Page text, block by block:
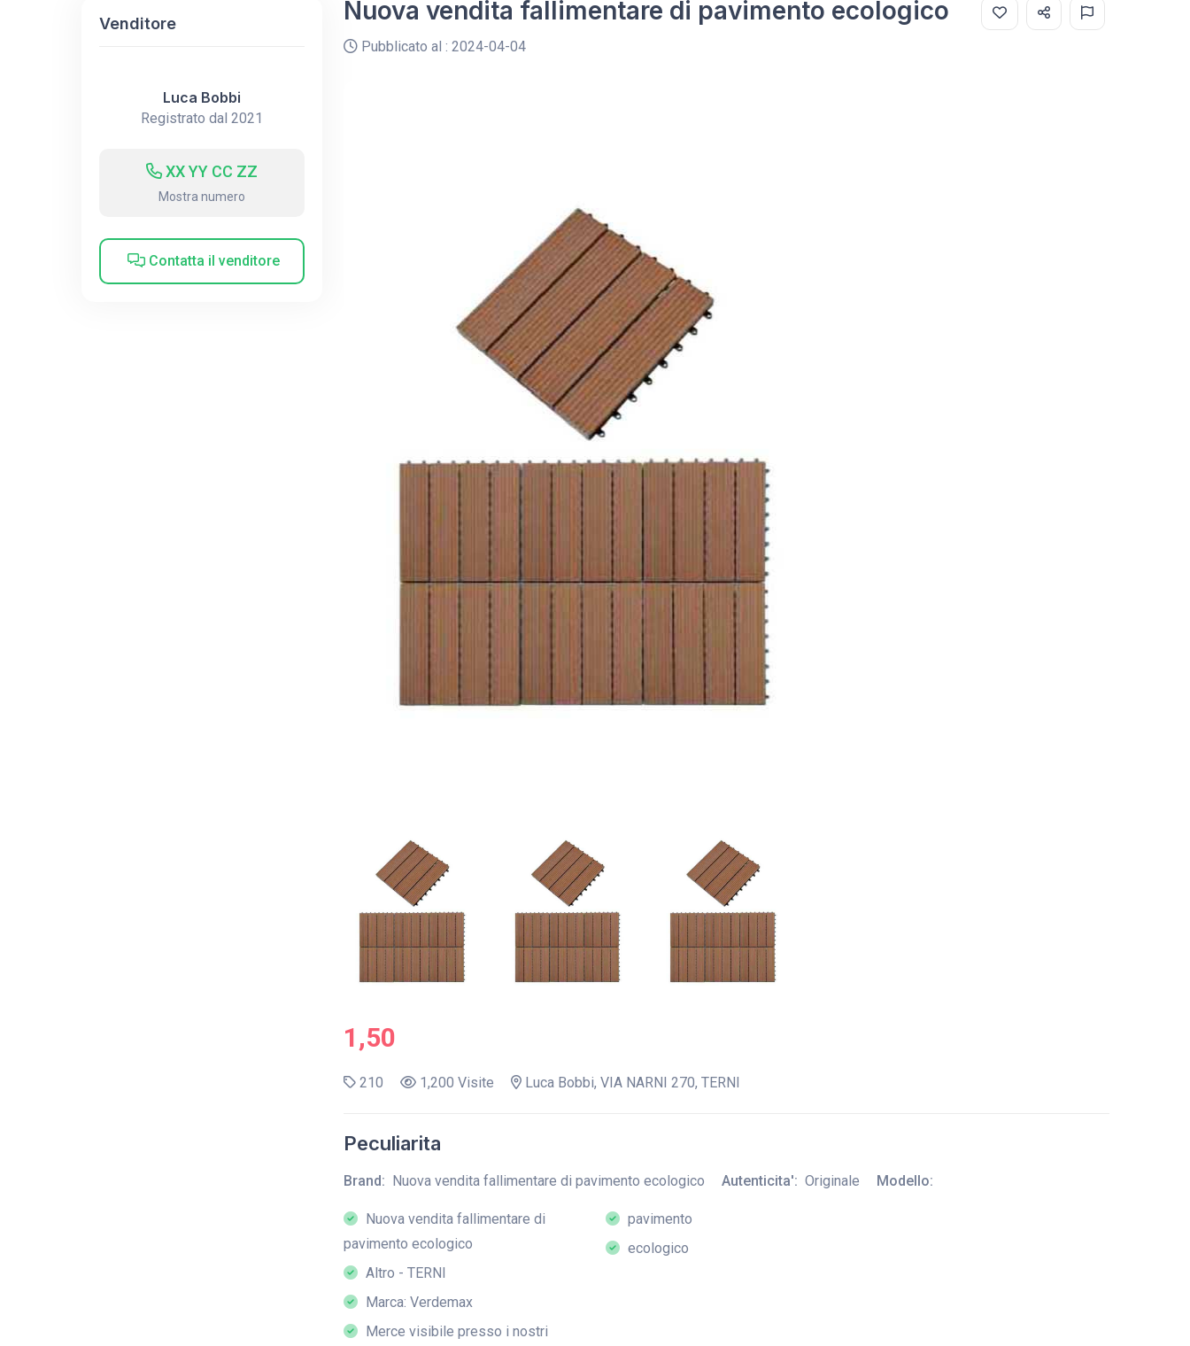
Venditore
Luca Bobbi
Registrato dal 2021
XX YY CC ZZ
Mostra numero
Contatta il venditore
Nuova vendita fallimentare di pavimento ecologico
Pubblicato al : 2024-04-04
1,50
210 1,200 Visite Luca Bobbi, VIA NARNI 270, TERNI
Peculiarita
Brand: Nuova vendita fallimentare di pavimento ecologico Autenticita': Originale Modello:
Nuova vendita fallimentare di
pavimento ecologico
Altro - TERNI
Marca: Verdemax
Merce visibile presso i nostri
pavimento
ecologico